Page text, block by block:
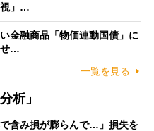
」…
金融商品「物価連動国債」に
せ…
一覧を見る
析」
で含み損が膨らんで…」損失を